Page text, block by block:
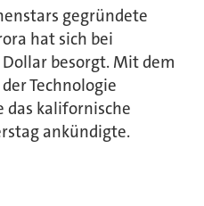
gegründete
hat sich bei
besorgt. Mit dem
Technologie
das kalifornische
ankündigte.